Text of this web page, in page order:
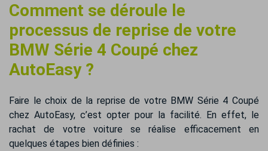
Comment se déroule le
processus de reprise de votre
BMW Série 4 Coupé chez
AutoEasy ?
Faire le choix de la reprise de votre BMW Série 4 Coupé
chez AutoEasy, c’est opter pour la facilité. En effet, le
rachat de votre voiture se réalise efficacement en
quelques étapes bien définies :